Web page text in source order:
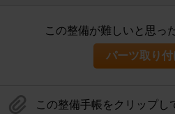
この整備が難しいと思っ
パーツ取り
この整備手帳をクリップし